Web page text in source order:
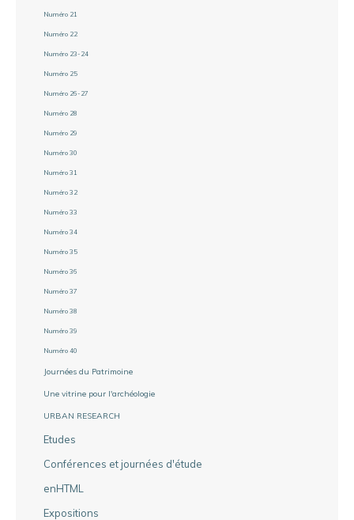
Numéro 21
Numéro 22
Numéro 23-24
Numéro 25
Numéro 26-27
Numéro 28
Numéro 29
Numéro 30
Numéro 31
Numéro 32
Numéro 33
Numéro 34
Numéro 35
Numéro 36
Numéro 37
Numéro 38
Numéro 39
Numéro 40
Journées du Patrimoine
Une vitrine pour l'archéologie
URBAN RESEARCH
Etudes
Conférences et journées d'étude
enHTML
Expositions